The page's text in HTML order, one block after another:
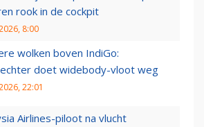
rook in de cockpit
8:00
wolken boven IndiGo:
doet widebody-vloot weg
22:01
Airlines-piloot na vlucht